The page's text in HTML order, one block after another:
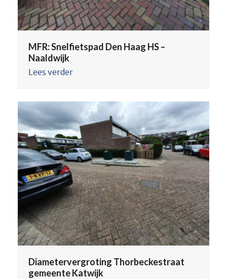
MFR: Snelfietspad Den Haag HS –
Naaldwijk
Lees verder
Diametervergroting Thorbeckestraat
gemeente Katwijk